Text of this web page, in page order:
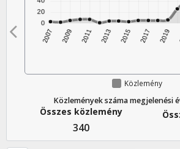
Közlemény
Közlemények száma megjelenési
Összes közlemény
340